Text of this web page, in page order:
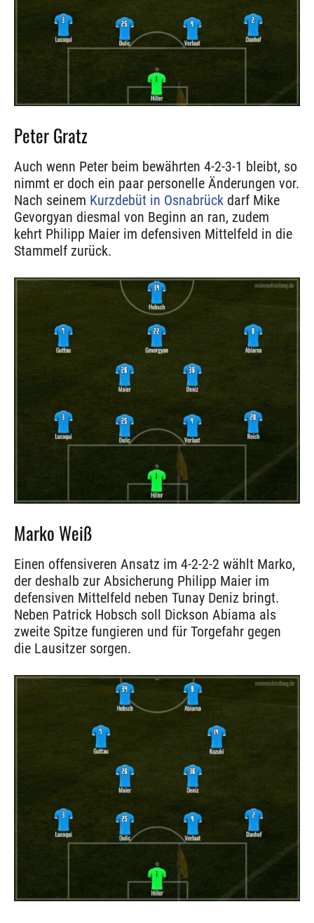
Peter Gratz
Auch wenn Peter beim bewährten 4-2-3-1 bleibt, so
nimmt er doch ein paar personelle Änderungen vor.
Nach seinem Kurzdebüt in Osnabrück darf Mike
Gevorgyan diesmal von Beginn an ran, zudem
kehrt Philipp Maier im defensiven Mittelfeld in die
Stammelf zurück.
Marko Weiß
Einen offensiveren Ansatz im 4-2-2-2 wählt Marko,
der deshalb zur Absicherung Philipp Maier im
defensiven Mittelfeld neben Tunay Deniz bringt.
Neben Patrick Hobsch soll Dickson Abiama als
zweite Spitze fungieren und für Torgefahr gegen
die Lausitzer sorgen.